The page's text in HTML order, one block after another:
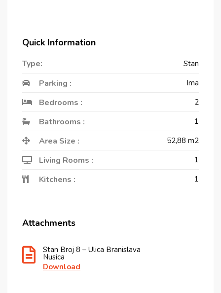
Quick Information
Type: Stan
Parking : Ima
Bedrooms : 2
Bathrooms : 1
Area Size : 52,88 m2
Living Rooms : 1
Kitchens : 1
Attachments
Stan Broj 8 – Ulica Branislava
Nusica
Download